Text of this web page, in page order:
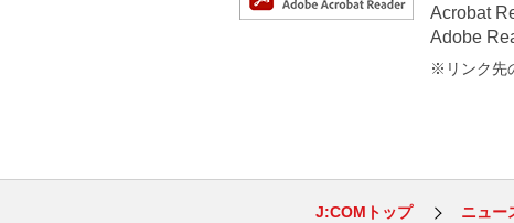
Acrobat
Adobe
※リンク先
J:COMトップ ニュー